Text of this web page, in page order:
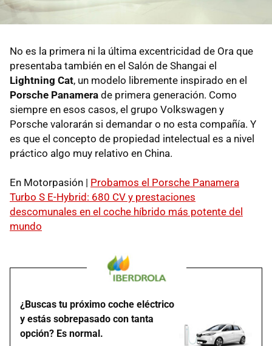
No es la primera ni la última excentricidad de Ora que
presentaba también en el Salón de Shangai el
Lightning Cat, un modelo libremente inspirado en el
Porsche Panamera de primera generación. Como
siempre en esos casos, el grupo Volkswagen y
Porsche valorarán si demandar o no esta compañía. Y
es que el concepto de propiedad intelectual es a nivel
práctico algo muy relativo en China.
En Motorpasión | Probamos el Porsche Panamera
Turbo S E-Hybrid: 680 CV y prestaciones
descomunales en el coche híbrido más potente del
mundo
¿Buscas tu próximo coche eléctrico
y estás sobrepasado con tanta
opción? Es normal.